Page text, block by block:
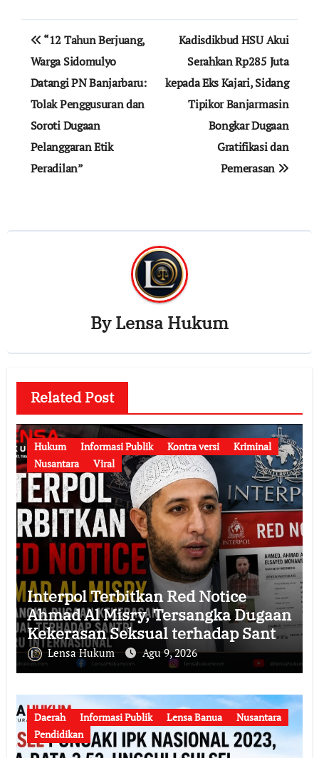
pos “12 Tahun Berjuang,
Warga Sidomulyo
Datangi PN Banjarbaru:
Tolak Penggusuran dan
Soroti Dugaan
Pelanggaran Etik
Peradilan”
Kadisdikbud HSU Akui
Serahkan Rp285 Juta
kepada Eks Kajari, Sidang
Tipikor Banjarmasin
Bongkar Dugaan
Gratifikasi dan
Pemerasan
ByLensa Hukum
Related Post
Hukum Informasi Publik Kontra versi
Kriminal
Nusantara
Viral
Interpol Terbitkan Red Notice
Ahmad Al Misry, Tersangka Dugaan
Kekerasan Seksual terhadap Santri
Kini Diburu Internasional
Lensa Hukum Agu 9, 2026
Daerah Informasi Publik Lensa Banua
Nusantara
Pendidikan